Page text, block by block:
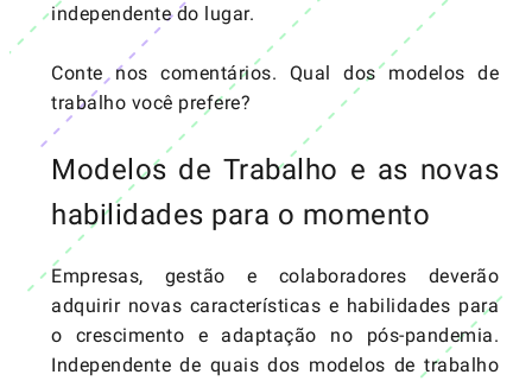
independente do lugar.
Conte nos comentários. Qual dos modelos de
trabalho você prefere?
Modelos de Trabalho e as novas
habilidades para o momento
Empresas, gestão e colaboradores deverão
adquirir novas características e habilidades para
o crescimento e adaptação no pós-pandemia.
Independente de quais dos modelos de trabalho